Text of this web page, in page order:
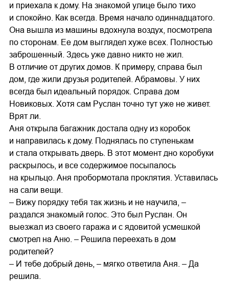
и приехала к дому. На знакомой улице было тихо
и спокойно. Как всегда. Время начало одиннадцатого.
Она вышла из машины вдохнула воздух, посмотрела
по сторонам. Ее дом выглядел хуже всех. Полностью
заброшенный. Здесь уже давно никто не жил.
В отличие от других домов. К примеру, справа был
дом, где жили друзья родителей. Абрамовы. У них
всегда был идеальный порядок. Справа дом
Новиковых. Хотя сам Руслан точно тут уже не живет.
Врят ли.
Аня открыла багажник достала одну из коробок
и направилась к дому. Поднялась по ступенькам
и стала открывать дверь. В этот момент дно коробуки
раскрылось, и все содержимое посыпалось
на крыльцо. Аня пробормотала проклятия. Уставилась
на сали вещи.
– Вижу порядку тебя так жизнь и не научила, –
раздался знакомый голос. Это был Руслан. Он
выезжал из своего гаража и с ядовитой усмешкой
смотрел на Аню. – Решила переехать в дом
родителей?
– И тебе добрый день, – мягко ответила Аня. – Да
решила.